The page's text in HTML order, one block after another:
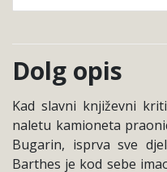
Dolg opis
Kad slavni književni
naletu kamioneta
Bugarin, isprva sve
Barthes je kod sebe